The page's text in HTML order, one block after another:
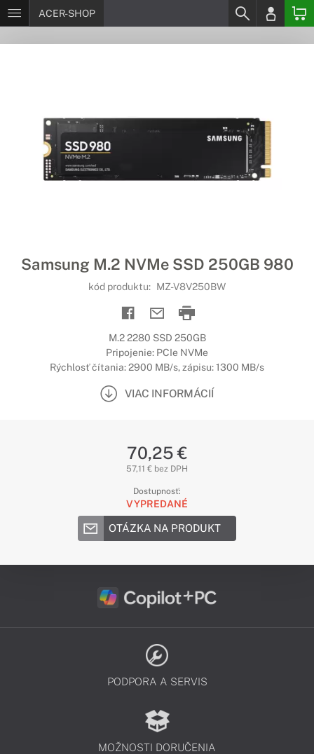
ACER-SHOP
Samsung M.2 NVMe SSD 250GB 980
kód produktu: MZ-V8V250BW
M.2 2280 SSD 250GB
Pripojenie: PCIe NVMe
Rýchlosť čítania: 2900 MB/s, zápisu: 1300 MB/s
VIAC INFORMÁCIÍ
70,25 €
57,11 € bez DPH
Dostupnosť:
VYPREDANÉ
OTÁZKA NA PRODUKT
PODPORA A SERVIS
MOŽNOSTI DORUČENIA